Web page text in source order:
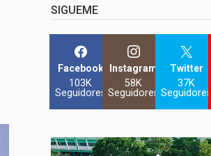
SIGUEME
Facebook
103K
Seguidores
Instagram
58K
Seguidores
Twitter
37K
Seguidores